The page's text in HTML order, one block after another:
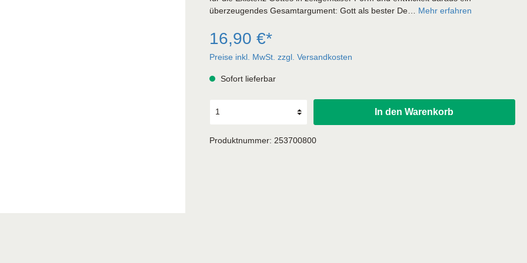
überzeugendes Gesamtargument: Gott als bester De… Mehr erfahren
16,90 €*
Preise inkl. MwSt. zzgl. Versandkosten
Sofort lieferbar
In den Warenkorb
Produktnummer: 253700800